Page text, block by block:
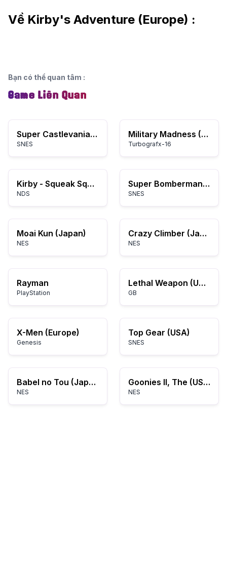
Về Kirby's Adventure (Europe) :
Bạn có thể quan tâm :
Game Liên Quan
Super Castlevania IV
SNES
Military Madness (USA)
Turbografx-16
Kirby - Squeak Squad (USA)
NDS
Super Bomberman 4 (English - Translated)
SNES
Moai Kun (Japan)
NES
Crazy Climber (Japan)
NES
Rayman
PlayStation
Lethal Weapon (USA)
GB
X-Men (Europe)
Genesis
Top Gear (USA)
SNES
Babel no Tou (Japan)
NES
Goonies II, The (USA)
NES